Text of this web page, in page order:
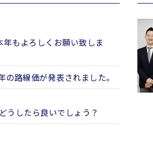
もよろしくお願い致しま
の路線価が発表されました。
うしたら良いでしょう？